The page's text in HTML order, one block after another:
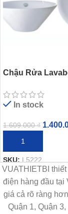
Chậu Rửa
Tròn
In stock
1.609.000₫
THÊM VÀO GIỎ
SKU:L5222
VUATHIETBI
điện hàng đầu tại
giá cả rõ ràng
Quận 1, Quận